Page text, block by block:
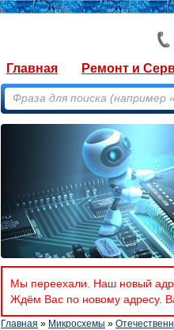
Главная Ремонт и
Мы переехали. Наш новый
Ждём Вас по новому адресу.
Главная » Микросхемы »